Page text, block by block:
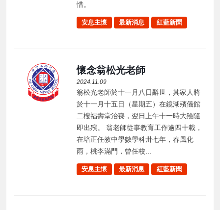
惜。
安息主懷 最新消息 紅藍新聞
懷念翁松光老師
2024.11.09
翁松光老師於十一月八日辭世，其家人將
於十一月十五日（星期五）在鏡湖殯儀館
二樓福壽堂治喪，翌日上午十一時大殮隨
即出殯。 翁老師從事教育工作逾四十載，
在培正任教中學數學科卅七年，春風化
雨，桃李滿門，曾任校...
安息主懷 最新消息 紅藍新聞